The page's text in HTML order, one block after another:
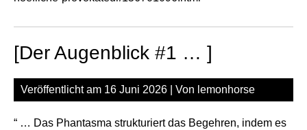
[Der Augenblick #1 … ]
Veröffentlicht am 16 Juni 2026 | Von lemonhorse
“ … Das Phantasma strukturiert das Begehren, indem es